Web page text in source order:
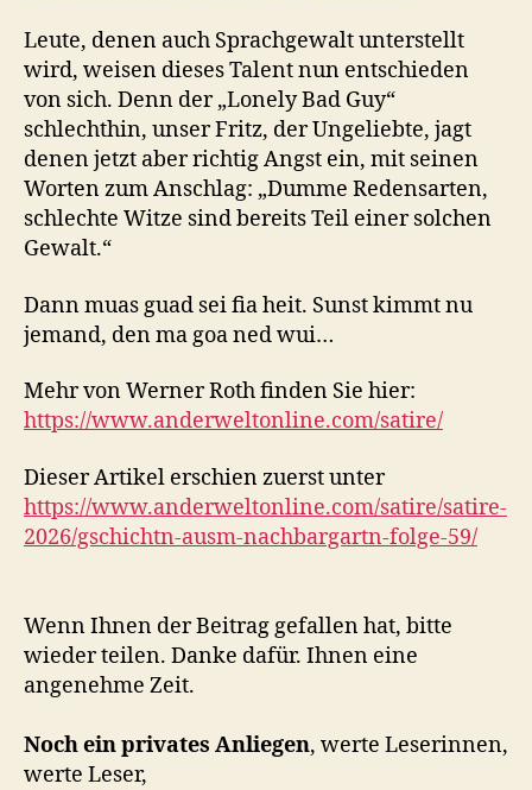
Leute, denen auch Sprachgewalt unterstellt
wird, weisen dieses Talent nun entschieden
von sich. Denn der „Lonely Bad Guy“
schlechthin, unser Fritz, der Ungeliebte, jagt
denen jetzt aber richtig Angst ein, mit seinen
Worten zum Anschlag: „Dumme Redensarten,
schlechte Witze sind bereits Teil einer solchen
Gewalt.“
Dann muas guad sei fia heit. Sunst kimmt nu
jemand, den ma goa ned wui…
Mehr von Werner Roth finden Sie hier:
https://www.anderweltonline.com/satire/
Dieser Artikel erschien zuerst unter
https://www.anderweltonline.com/satire/satire-
2026/gschichtn-ausm-nachbargartn-folge-59/
Wenn Ihnen der Beitrag gefallen hat, bitte
wieder teilen. Danke dafür. Ihnen eine
angenehme Zeit.
Noch ein privates Anliegen, werte Leserinnen,
werte Leser,